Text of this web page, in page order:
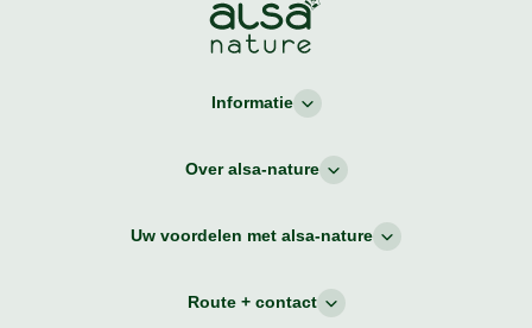
Informatie
Over alsa-nature
Uw voordelen met alsa-nature
Route + contact